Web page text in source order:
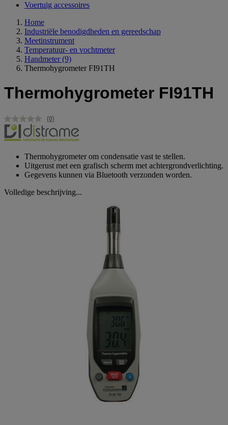
Voertuig accessoires
Home
Industriële benodigdheden en gereedschap
Meetinstrument
Temperatuur- en vochtmeter
Handmeter (9)
Thermohygrometer FI91TH
Thermohygrometer FI91TH
Geen
scorewaarde.
Dezelfde
(0)
Thermohygrometer om condensatie vast te stellen.
Uitgerust met een grafisch scherm met achtergrondverlichting.
Gegevens kunnen via Bluetooth verzonden worden.
Volledige beschrijving...